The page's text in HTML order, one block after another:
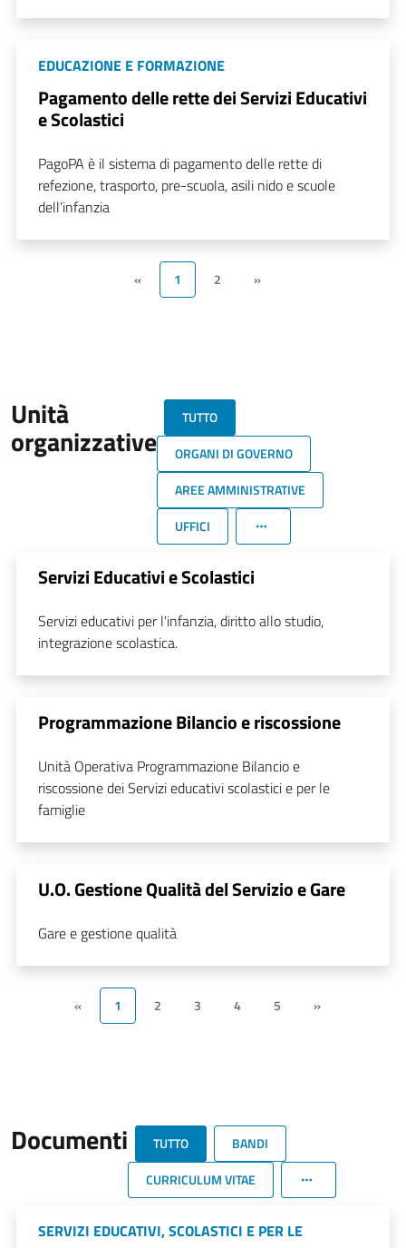
EDUCAZIONE E FORMAZIONE
Pagamento delle rette dei Servizi Educativi
e Scolastici
PagoPA è il sistema di pagamento delle rette di
refezione, trasporto, pre-scuola, asili nido e scuole
dell’infanzia
« 1 2 »
Unità
organizzative
TUTTO
ORGANI DI GOVERNO
AREE AMMINISTRATIVE
UFFICI
Servizi Educativi e Scolastici
Servizi educativi per l'infanzia, diritto allo studio,
integrazione scolastica.
Programmazione Bilancio e riscossione
Unità Operativa Programmazione Bilancio e
riscossione dei Servizi educativi scolastici e per le
famiglie
U.O. Gestione Qualità del Servizio e Gare
Gare e gestione qualità
« 1 2 3 4 5 »
Documenti TUTTO
BANDI
CURRICULUM VITAE
SERVIZI EDUCATIVI, SCOLASTICI E PER LE